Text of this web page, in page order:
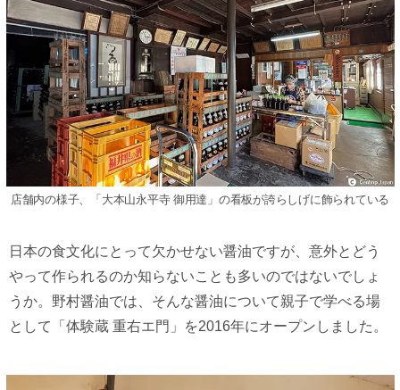
店舗内の様子、「大本山永平寺 御用達」の看板が誇らしげに飾られている
日本の食文化にとって欠かせない醤油ですが、意外とどう
やって作られるのか知らないことも多いのではないでしょ
うか。野村醤油では、そんな醤油について親子で学べる場
として「体験蔵 重右エ門」を2016年にオープンしました。